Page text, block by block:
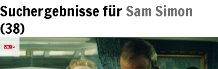
Suchergebnisse fürSam Simon
(38)